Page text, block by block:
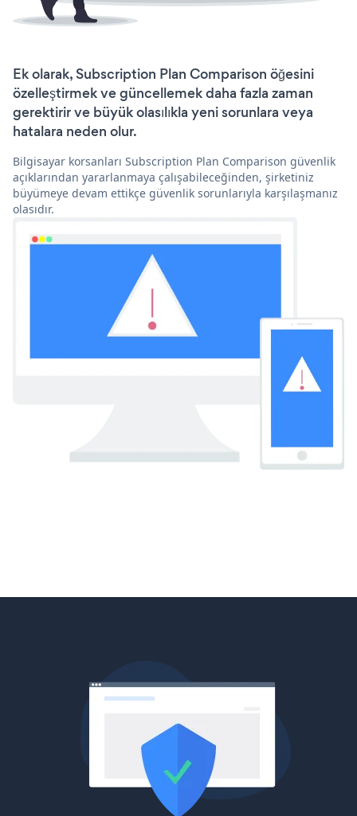
Ek olarak, Subscription Plan Comparison öğesini
özelleştirmek ve güncellemek daha fazla zaman
gerektirir ve büyük olasılıkla yeni sorunlara veya
hatalara neden olur.
Bilgisayar korsanları Subscription Plan Comparison güvenlik
açıklarından yararlanmaya çalışabileceğinden, şirketiniz
büyümeye devam ettikçe güvenlik sorunlarıyla karşılaşmanız
olasıdır.